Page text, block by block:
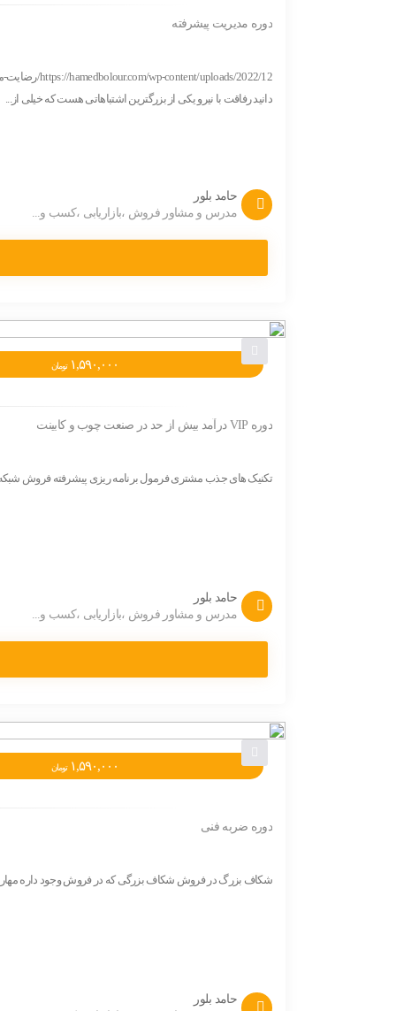
دوره مدیریت پیشرفته
دانید رفاقت با نیرو یکی از بزرگترین اشتباهاتی هست که خیلی از...
حامد بلور
مدرس و مشاور فروش ،بازاریابی ،کسب و...
۱,۵۹۰,۰۰۰ تومان
دوره VIP درآمد بیش از حد در صنعت چوب و کابینت
تکنیک های جذب مشتری فرمول برنامه ریزی پیشرفته فروش
حامد بلور
مدرس و مشاور فروش ،بازاریابی ،کسب و...
۱,۵۹۰,۰۰۰ تومان
دوره ضربه فنی
شکاف بزرگ در فروش شکاف بزرگی که در فروش وجود داره
حامد بلور